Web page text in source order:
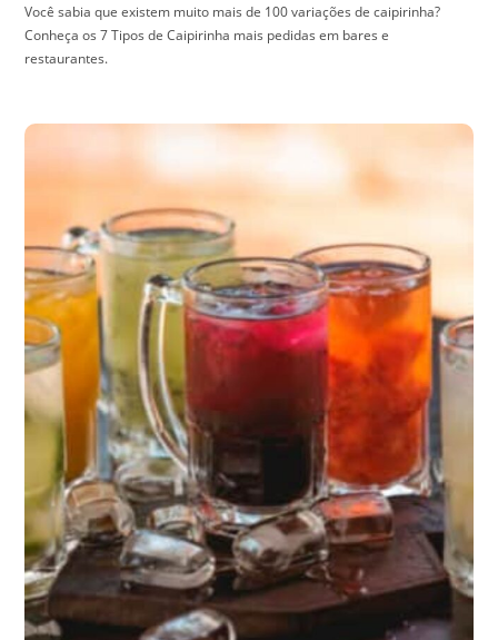
Você sabia que existem muito mais de 100 variações de caipirinha?
Conheça os 7 Tipos de Caipirinha mais pedidas em bares e
restaurantes.